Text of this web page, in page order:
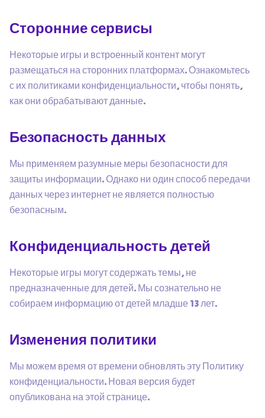
Сторонние сервисы
Некоторые игры и встроенный контент могут
размещаться на сторонних платформах. Ознакомьтесь
с их политиками конфиденциальности, чтобы понять,
как они обрабатывают данные.
Безопасность данных
Мы применяем разумные меры безопасности для
защиты информации. Однако ни один способ передачи
данных через интернет не является полностью
безопасным.
Конфиденциальность детей
Некоторые игры могут содержать темы, не
предназначенные для детей. Мы сознательно не
собираем информацию от детей младше 13 лет.
Изменения политики
Мы можем время от времени обновлять эту Политику
конфиденциальности. Новая версия будет
опубликована на этой странице.